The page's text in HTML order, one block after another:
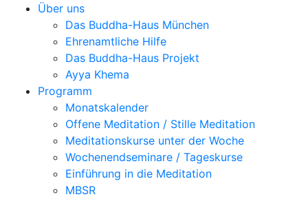
Über uns
Das Buddha-Haus München
Ehrenamtliche Hilfe
Das Buddha-Haus Projekt
Ayya Khema
Programm
Monatskalender
Offene Meditation / Stille Meditation
Meditationskurse unter der Woche
Wochenendseminare / Tageskurse
Einführung in die Meditation
MBSR